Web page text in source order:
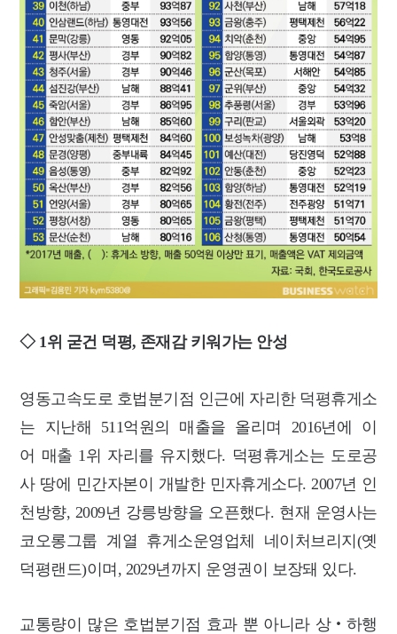
◇ 1위 굳건 덕평, 존재감 키워가는 안성
영동고속도로 호법분기점 인근에 자리한 덕평휴게소
는 지난해 511억원의 매출을 올리며 2016년에 이
어 매출 1위 자리를 유지했다. 덕평휴게소는 도로공
사 땅에 민간자본이 개발한 민자휴게소다. 2007년 인
천방향, 2009년 강릉방향을 오픈했다. 현재 운영사는
코오롱그룹 계열 휴게소운영업체 네이처브리지(옛
덕평랜드)이며, 2029년까지 운영권이 보장돼 있다.
교통량이 많은 호법분기점 효과 뿐 아니라 상‧하행